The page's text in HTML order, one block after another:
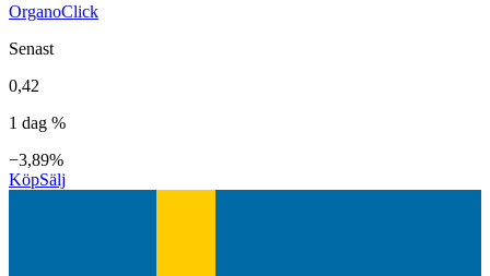
OrganoClick
Senast
0,42
1 dag %
−3,89%
KöpSälj